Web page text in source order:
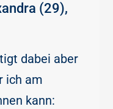
(29),
dabei aber
ich am
kann: